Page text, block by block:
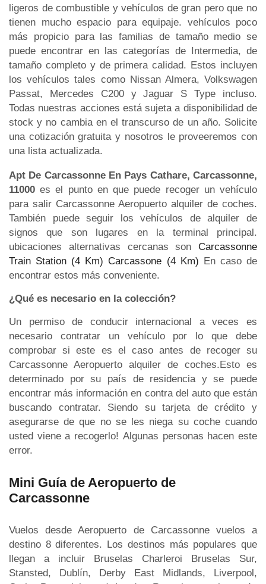
ligeros de combustible y vehículos de gran pero que no
tienen mucho espacio para equipaje. vehículos poco
más propicio para las familias de tamaño medio se
puede encontrar en las categorías de Intermedia, de
tamaño completo y de primera calidad. Estos incluyen
los vehículos tales como Nissan Almera, Volkswagen
Passat, Mercedes C200 y Jaguar S Type incluso.
Todas nuestras acciones está sujeta a disponibilidad de
stock y no cambia en el transcurso de un año. Solicite
una cotización gratuita y nosotros le proveeremos con
una lista actualizada.
Apt De Carcassonne En Pays Cathare, Carcassonne,
11000es el punto en que puede recoger un vehículo
para salir Carcassonne Aeropuerto alquiler de coches.
También puede seguir los vehículos de alquiler de
signos que son lugares en la terminal principal.
ubicaciones alternativas cercanas son Carcassonne
Train Station (4 Km) Carcassone (4 Km) En caso de
encontrar estos más conveniente.
¿Qué es necesario en la colección?
Un permiso de conducir internacional a veces es
necesario contratar un vehículo por lo que debe
comprobar si este es el caso antes de recoger su
Carcassonne Aeropuerto alquiler de coches.Esto es
determinado por su país de residencia y se puede
encontrar más información en contra del auto que están
buscando contratar. Siendo su tarjeta de crédito y
asegurarse de que no se les niega su coche cuando
usted viene a recogerlo! Algunas personas hacen este
error.
Mini Guía de Aeropuerto de
Carcassonne
Vuelos desde Aeropuerto de Carcassonne vuelos a
destino 8 diferentes. Los destinos más populares que
llegan a incluir Bruselas Charleroi Bruselas Sur,
Stansted, Dublín, Derby East Midlands, Liverpool,